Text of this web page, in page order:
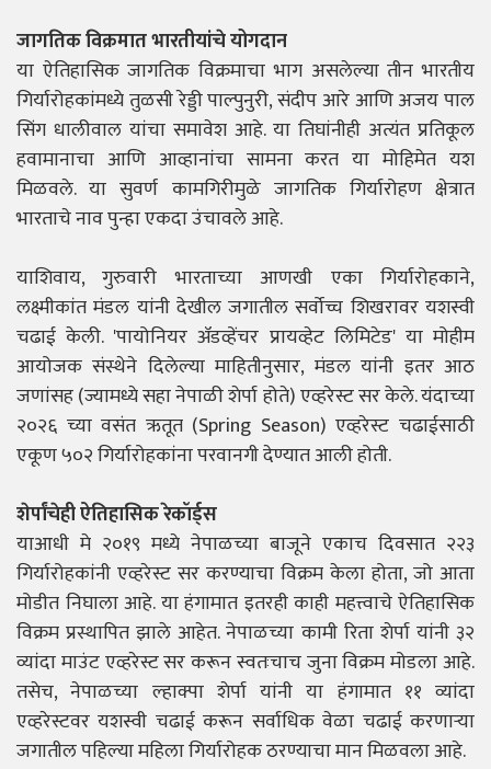
जागतिक विक्रमात भारतीयांचे योगदान
या ऐतिहासिक जागतिक विक्रमाचा भाग असलेल्या तीन भारतीय
गिर्यारोहकांमध्ये तुळसी रेड्डी पाल्पुनुरी, संदीप आरे आणि अजय पाल
सिंग धालीवाल यांचा समावेश आहे. या तिघांनीही अत्यंत प्रतिकूल
हवामानाचा आणि आव्हानांचा सामना करत या मोहिमेत यश
मिळवले. या सुवर्ण कामगिरीमुळे जागतिक गिर्यारोहण क्षेत्रात
भारताचे नाव पुन्हा एकदा उंचावले आहे.
याशिवाय, गुरुवारी भारताच्या आणखी एका गिर्यारोहकाने,
लक्ष्मीकांत मंडल यांनी देखील जगातील सर्वोच्च शिखरावर यशस्वी
चढाई केली. 'पायोनियर ॲडव्हेंचर प्रायव्हेट लिमिटेड' या मोहीम
आयोजक संस्थेने दिलेल्या माहितीनुसार, मंडल यांनी इतर आठ
जणांसह (ज्यामध्ये सहा नेपाळी शेर्पा होते) एव्हरेस्ट सर केले. यंदाच्या
२०२६ च्या वसंत ऋतूत (Spring Season) एव्हरेस्ट चढाईसाठी
एकूण ५०२ गिर्यारोहकांना परवानगी देण्यात आली होती.
शेर्पांचेही ऐतिहासिक रेकॉर्ड्स
याआधी मे २०१९ मध्ये नेपाळच्या बाजूने एकाच दिवसात २२३
गिर्यारोहकांनी एव्हरेस्ट सर करण्याचा विक्रम केला होता, जो आता
मोडीत निघाला आहे. या हंगामात इतरही काही महत्त्वाचे ऐतिहासिक
विक्रम प्रस्थापित झाले आहेत. नेपाळच्या कामी रिता शेर्पा यांनी ३२
व्यांदा माउंट एव्हरेस्ट सर करून स्वतःचाच जुना विक्रम मोडला आहे.
तसेच, नेपाळच्या ल्हाक्पा शेर्पा यांनी या हंगामात ११ व्यांदा
एव्हरेस्टवर यशस्वी चढाई करून सर्वाधिक वेळा चढाई करणाऱ्या
जगातील पहिल्या महिला गिर्यारोहक ठरण्याचा मान मिळवला आहे.